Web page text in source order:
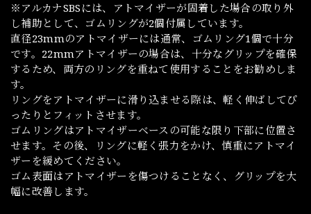
※アルカナSBSには、アトマイザーが固着した場合の取り外
し補助として、ゴムリングが2個付属しています。
直径23mmのアトマイザーには通常、ゴムリング1個で十分
です。22mmアトマイザーの場合は、十分なグリップを確保
するため、両方のリングを重ねて使用することをお勧めしま
す。
リングをアトマイザーに滑り込ませる際は、軽く伸ばしてぴ
ったりとフィットさせます。
ゴムリングはアトマイザーベースの可能な限り下部に位置さ
せます。その後、リングに軽く張力をかけ、慎重にアトマイ
ザーを緩めてください。
ゴム表面はアトマイザーを傷つけることなく、グリップを大
幅に改善します。